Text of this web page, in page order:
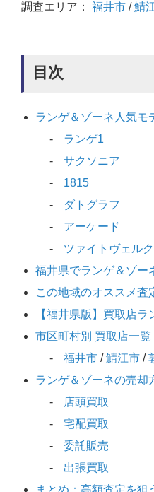
調査エリア： 福井市 /鯖
目次
ランゲ＆ゾーネ人気モ
ランゲ1
サクソニア
1815
ダトグラフ
アーケード
ツァイトヴェルク
福井県でランゲ＆ゾー
この地域のオススメ査
【福井県版】買取店ラ
市区町村別 買取店一覧
福井市 /鯖江市 /
ランゲ＆ゾーネの売却
店頭買取
宅配買取
委託販売
出張買取